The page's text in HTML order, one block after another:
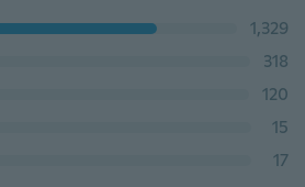
1,329
318
120
15
17